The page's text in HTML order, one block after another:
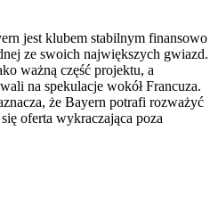
jest klubem stabilnym finansowo
ze swoich największych gwiazd.
ważną część projektu, a
na spekulacje wokół Francuza.
że Bayern potrafi rozważyć
oferta wykraczająca poza